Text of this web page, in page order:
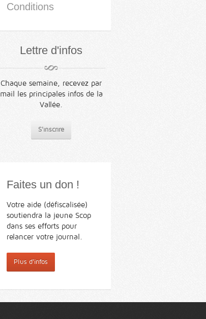
Conditions
Lettre d'infos
Chaque semaine, recevez par
mail les principales infos de la
Vallée.
S'inscrire
Faites un don !
Votre aide (défiscalisée)
soutiendra la jeune Scop
dans ses efforts pour
relancer votre journal.
Plus d'infos